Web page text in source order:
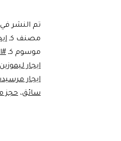
تم النشر في
مصنف كـ
موسوم كـ
ايجار
ايجار
سائق، حجز